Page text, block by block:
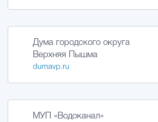
Дума городского округа
Верхняя Пышма
dumavp.ru
МУП «Водоканал»